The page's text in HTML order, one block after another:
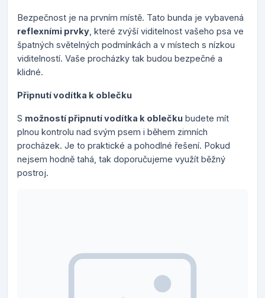
Bezpečnost je na prvním místě. Tato bunda je vybavená
reflexními prvky , které zvýší viditelnost vašeho psa ve
špatných světelných podmínkách a v místech s nízkou
viditelností. Vaše procházky tak budou bezpečné a
klidné.
Připnutí vodítka k oblečku
S možností připnutí vodítka k oblečku budete mít
plnou kontrolu nad svým psem i během zimních
procházek. Je to praktické a pohodlné řešení. Pokud
nejsem hodně tahá, tak doporučujeme využít běžný
postroj.